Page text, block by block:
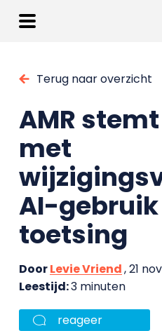
Terug naar overzicht
AMR
met
AI-
toetsing
DoorLevie Vriend, 21
Leestijd:3 minuten
reageer